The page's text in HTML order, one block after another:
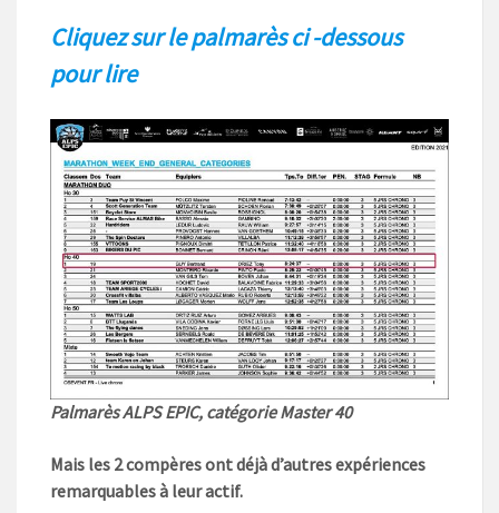
Cliquez sur le palmarès ci -dessous
pour lire
Palmarès ALPS EPIC, catégorie Master 40
Mais les 2 compères ont déjà d’autres expériences
remarquables à leur actif.